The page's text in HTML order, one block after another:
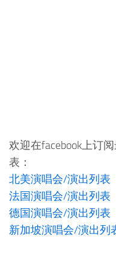
欢迎在facebook上订
表：
北美演唱会/演出列表
法国演唱会/演出列表
德国演唱会/演出列表
新加坡演唱会/演出列